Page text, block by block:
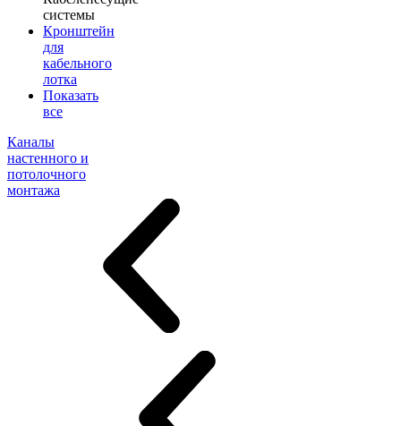
системы
Кронштейн
для
кабельного
лотка
Показать
все
Каналы
настенного и
потолочного
монтажа